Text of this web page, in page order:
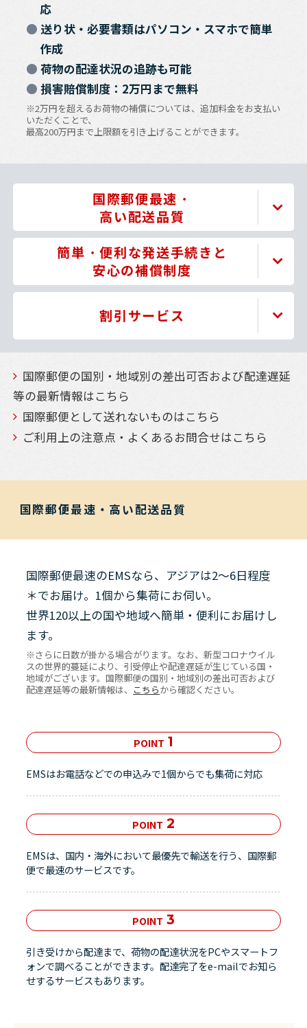
応
送り状・必要書類はパソコン・スマホで簡単
作成
荷物の配達状況の追跡も可能
損害賠償制度：2万円まで無料
※2万円を超えるお荷物の補償については、追加料金をお支払い
いただくことで、
最高200万円まで上限額を引き上げることができます。
国際郵便最速・
高い配送品質
簡単・便利な発送手続きと
安心の補償制度
割引サービス
国際郵便の国別・地域別の差出可否および配達遅延
等の最新情報はこちら
国際郵便として送れないものはこちら
ご利用上の注意点・よくあるお問合せはこちら
国際郵便最速・高い配送品質
国際郵便最速のEMSなら、アジアは2～6日程度
＊でお届け。1個から集荷にお伺い。
世界120以上の国や地域へ簡単・便利にお届けし
ます。
※さらに日数が掛かる場合がります。なお、新型コロナウイル
スの世界的蔓延により、引受停止や配達遅延が生じている国・
地域がございます。国際郵便の国別・地域別の差出可否および
配達遅延等の最新情報は、 こちらから確認ください。
POINT 1
EMSはお電話などでの申込みで1個からでも集荷に対応
POINT 2
EMSは、国内・海外において最優先で輸送を行う、国際郵
便で最速のサービスです。
POINT 3
引き受けから配達まで、荷物の配達状況をPCやスマートフ
ォンで調べることができます。配達完了をe-mailでお知ら
せするサービスもあります。